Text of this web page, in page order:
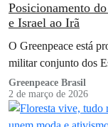
Posicionamento
e Israel ao Irã
O Greenpeace está
militar conjunto dos
Greenpeace Brasil
2 de março de 2026